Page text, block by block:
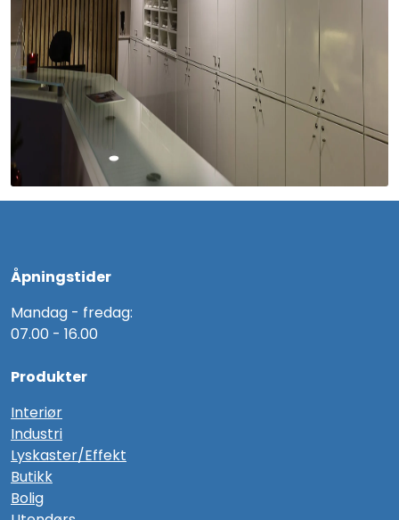
Åpningstider
Mandag - fredag:
07.00 - 16.00
Produkter
Interiør
Industri
Lyskaster/Effekt
Butikk
Bolig